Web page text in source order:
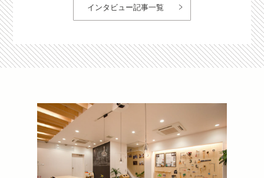
インタビュー記事一覧